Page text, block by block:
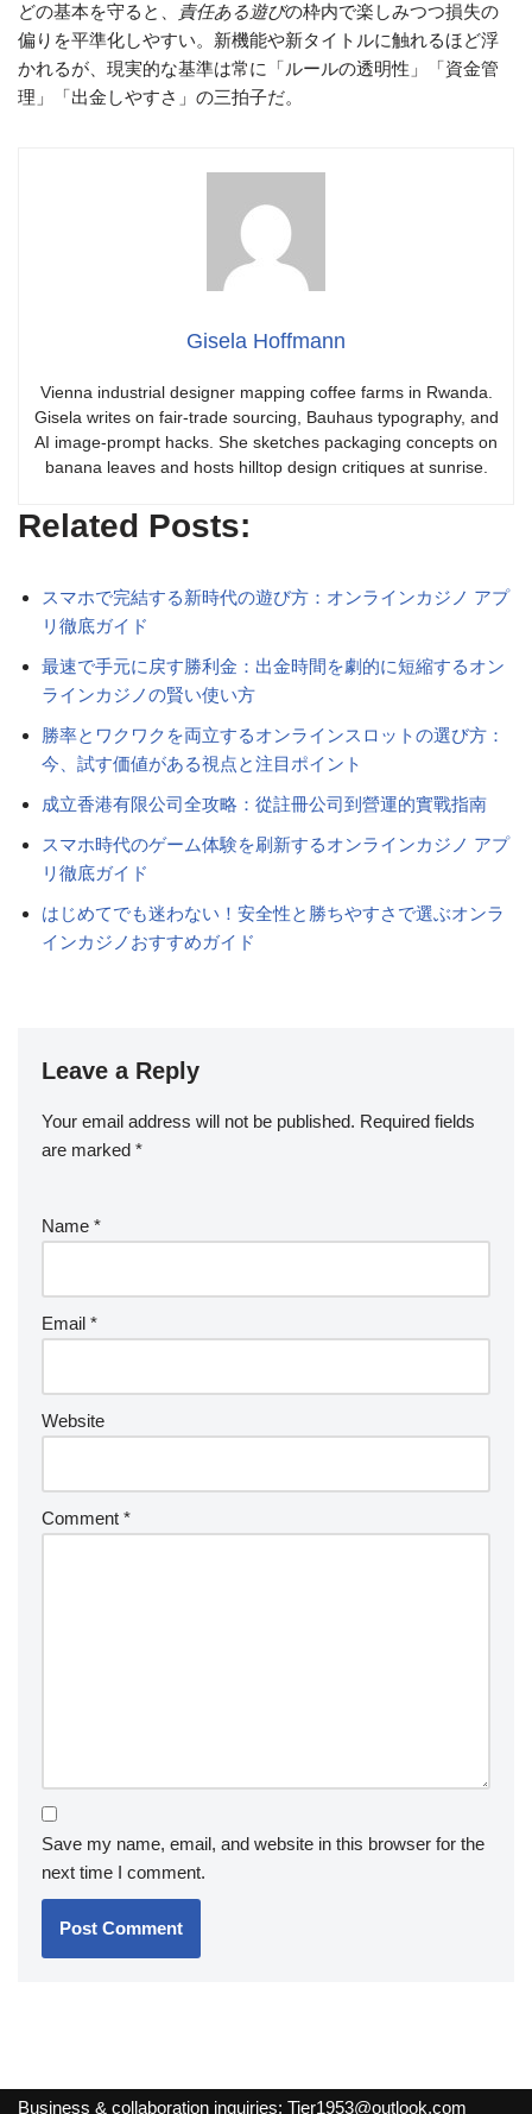
どの基本を守ると、
責任ある遊びの枠内で楽しみつつ損失の
偏りを平準化しやすい。新機能や新タイトルに触れるほど浮
かれるが、現実的な基準は常に「ルールの透明性」「資金管
理」「出金しやすさ」の三拍子だ。
Gisela Hoffmann
Vienna industrial designer mapping coffee farms in Rwanda.
Gisela writes on fair-trade sourcing, Bauhaus typography, and
AI image-prompt hacks. She sketches packaging concepts on
banana leaves and hosts hilltop design critiques at sunrise.
Related Posts:
スマホで完結する新時代の遊び方：オンラインカジノ アプ
リ徹底ガイド
最速で手元に戻す勝利金：出金時間を劇的に短縮するオン
ラインカジノの賢い使い方
勝率とワクワクを両立するオンラインスロットの選び方：
今、試す価値がある視点と注目ポイント
成立香港有限公司全攻略：從註冊公司到營運的實戰指南
スマホ時代のゲーム体験を刷新するオンラインカジノ アプ
リ徹底ガイド
はじめてでも迷わない！安全性と勝ちやすさで選ぶオンラ
インカジノおすすめガイド
Leave a Reply
Your email address will not be published. Required fields
are marked *
Name *
Email *
Website
Comment *
Save my name, email, and website in this browser for the
next time I comment.
Business & collaboration inquiries: Tier1953@outlook.com